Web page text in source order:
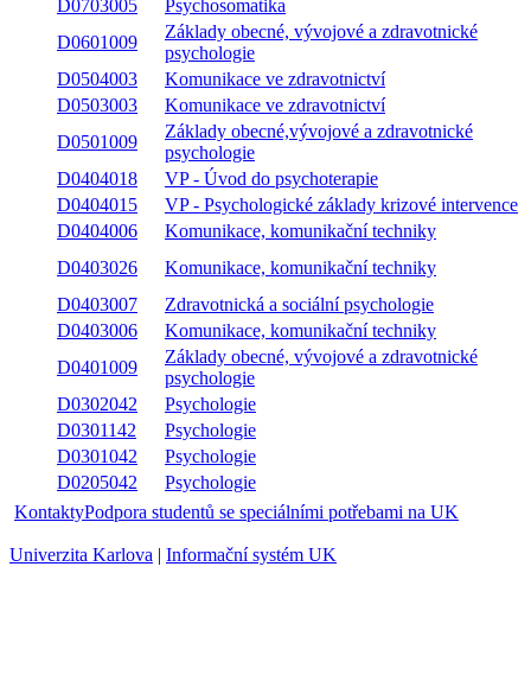
D0703005
Psychosomatika
D0601009
Základy obecné, vývojové a zdravotnické
psychologie
D0504003
Komunikace ve zdravotnictví
D0503003
Komunikace ve zdravotnictví
D0501009
Základy obecné,vývojové a zdravotnické
psychologie
D0404018
VP - Úvod do psychoterapie
D0404015
VP - Psychologické základy krizové intervence
D0404006
Komunikace, komunikační techniky
D0403026
Komunikace, komunikační techniky
D0403007
Zdravotnická a sociální psychologie
D0403006
Komunikace, komunikační techniky
D0401009
Základy obecné, vývojové a zdravotnické
psychologie
D0302042
Psychologie
D0301142
Psychologie
D0301042
Psychologie
D0205042
Psychologie
KontaktyPodpora studentů se speciálními potřebami na UK
Univerzita Karlova | Informační systém UK